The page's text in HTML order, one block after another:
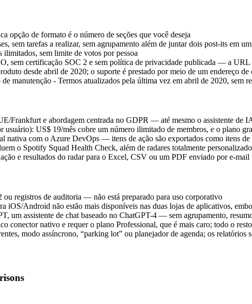
opção de formato é o número de seções que você deseja
sem tarefas a realizar, sem agrupamento além de juntar dois post-its em
ilimitados, sem limite de votos por pessoa
sem certificação SOC 2 e sem política de privacidade publicada — a
desde abril de 2020; o suporte é prestado por meio de um endereço
manutenção - Termos atualizados pela última vez em abril de 2020, sem
Frankfurt e abordagem centrada no GDPR — até mesmo o assistente de
usuário): US$ 19/mês cobre um número ilimitado de membros, e o plano
nativa com o Azure DevOps — itens de ação são exportados como itens
o Spotify Squad Health Check, além de radares totalmente
e resultados do radar para o Excel, CSV ou um PDF enviado por e-mail
registros de auditoria — não está preparado para uso corporativo
iOS/Android não estão mais disponíveis nas duas lojas de aplicativos,
um assistente de chat baseado no ChatGPT-4 — sem agrupamento,
conector nativo e requer o plano Professional, que é mais caro; todo o
modo assíncrono, “parking lot” ou planejador de agenda; os